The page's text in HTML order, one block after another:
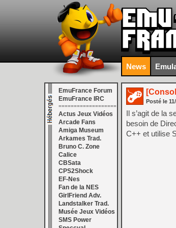
News
EmuFrance Forum
EmuFrance IRC
===================
Actus Jeux Vidéos
Arcade Fans
Amiga Museum
Arkames Trad.
Bruno C. Zone
Calice
CBSata
CPS2Shock
EF-Nes
Fan de la NES
GirlFriend Adv.
Landstalker Trad.
Musée Jeux Vidéos
SMS Power
Posté le
Il s’agit de la
besoin de
C++ et utilise